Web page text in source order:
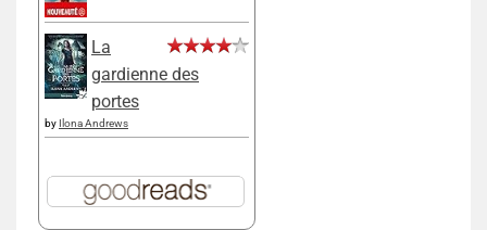
La
gardienne des
portes
by Ilona Andrews